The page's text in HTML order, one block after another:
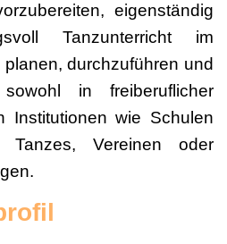
eigenständig
Tanzunterricht im
durchzuführen und
in freiberuflicher
Institutionen wie Schulen
Tanzes, Vereinen oder